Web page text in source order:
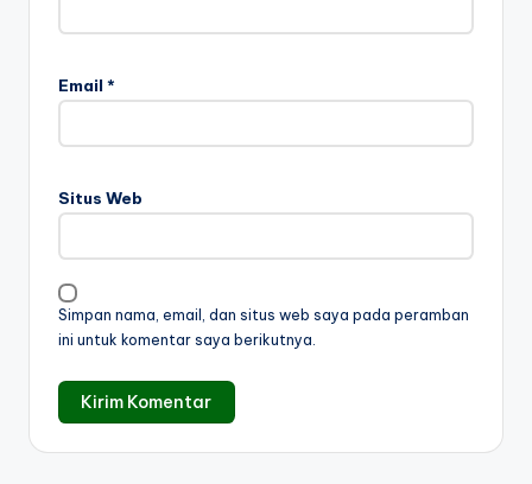
Email *
Situs Web
Simpan nama, email, dan situs web saya pada peramban
ini untuk komentar saya berikutnya.